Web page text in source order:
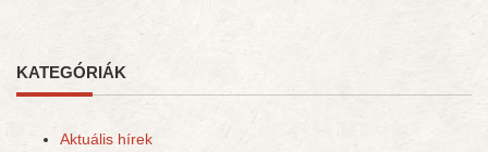
KATEGÓRIÁK
Aktuális hírek